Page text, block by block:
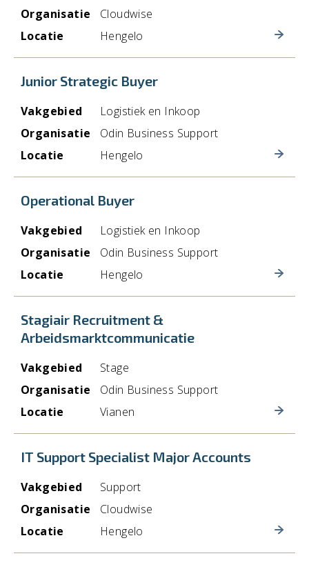
Organisatie
Cloudwise
Locatie
Hengelo
Junior Strategic Buyer
Vakgebied
Logistiek en Inkoop
Organisatie
Odin Business Support
Locatie
Hengelo
Operational Buyer
Vakgebied
Logistiek en Inkoop
Organisatie
Odin Business Support
Locatie
Hengelo
Stagiair Recruitment &
Arbeidsmarktcommunicatie
Vakgebied
Stage
Organisatie
Odin Business Support
Locatie
Vianen
IT Support Specialist Major Accounts
Vakgebied
Support
Organisatie
Cloudwise
Locatie
Hengelo